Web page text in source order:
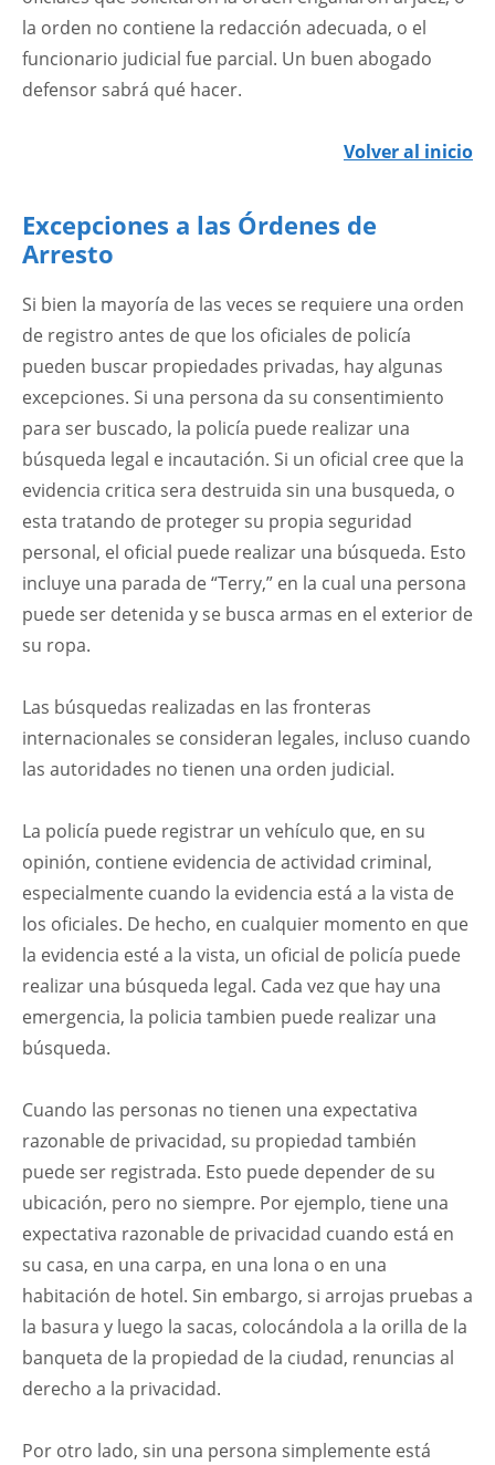
la orden no contiene la redacción adecuada, o el
funcionario judicial fue parcial. Un buen abogado
defensor sabrá qué hacer.
Volver al inicio
Excepciones a las Órdenes de
Arresto
Si bien la mayoría de las veces se requiere una orden
de registro antes de que los oficiales de policía
pueden buscar propiedades privadas, hay algunas
excepciones. Si una persona da su consentimiento
para ser buscado, la policía puede realizar una
búsqueda legal e incautación. Si un oficial cree que la
evidencia critica sera destruida sin una busqueda, o
esta tratando de proteger su propia seguridad
personal, el oficial puede realizar una búsqueda. Esto
incluye una parada de “Terry,” en la cual una persona
puede ser detenida y se busca armas en el exterior de
su ropa.
Las búsquedas realizadas en las fronteras
internacionales se consideran legales, incluso cuando
las autoridades no tienen una orden judicial.
La policía puede registrar un vehículo que, en su
opinión, contiene evidencia de actividad criminal,
especialmente cuando la evidencia está a la vista de
los oficiales. De hecho, en cualquier momento en que
la evidencia esté a la vista, un oficial de policía puede
realizar una búsqueda legal. Cada vez que hay una
emergencia, la policia tambien puede realizar una
búsqueda.
Cuando las personas no tienen una expectativa
razonable de privacidad, su propiedad también
puede ser registrada. Esto puede depender de su
ubicación, pero no siempre. Por ejemplo, tiene una
expectativa razonable de privacidad cuando está en
su casa, en una carpa, en una lona o en una
habitación de hotel. Sin embargo, si arrojas pruebas a
la basura y luego la sacas, colocándola a la orilla de la
banqueta de la propiedad de la ciudad, renuncias al
derecho a la privacidad.
Por otro lado, sin una persona simplemente está